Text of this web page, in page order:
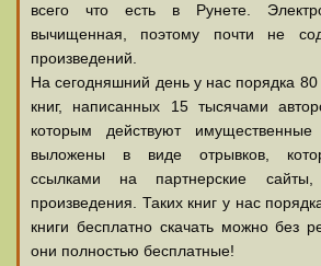
всего что есть в Рунете.
вычищенная, поэтому почти не
произведений.
На сегодняшний день у нас порядка 80
книг, написанных 15 тысячами
которым действуют имущественные
выложены в виде отрывков,
ссылками на партнерские
произведения. Таких книг у нас
книги бесплатно скачать можно без
они полностью бесплатные!